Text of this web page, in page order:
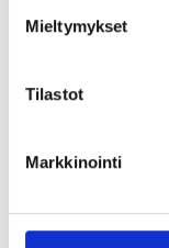
Mieltymykset
Tilastot
Markkinointi